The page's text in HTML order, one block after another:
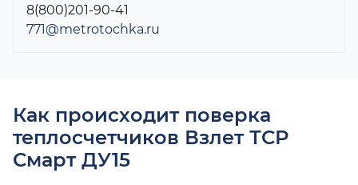
8(800)201-90-41
771@metrotochka.ru
Как происходит поверка
теплосчетчиков Взлет ТСР
Смарт ДУ15